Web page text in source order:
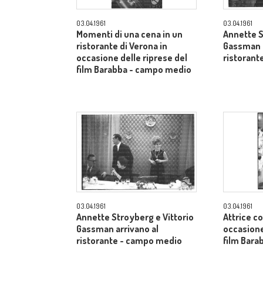
03.04.1961
Momenti di una cena in un
ristorante di Verona in
occasione delle riprese del
film Barabba - campo medio
03.04.1961
Annette
03.04.1961
Annette Stroyberg e Vittorio
Gassman arrivano al
ristorante - campo medio
03.04.1961
Attrice
film